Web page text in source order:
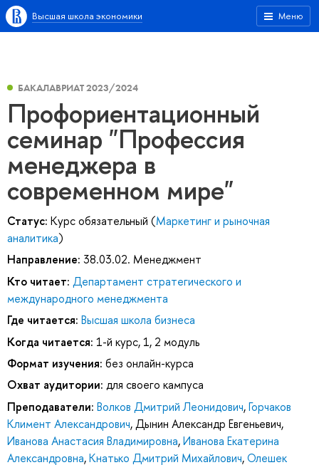
Меню
Высшая школа экономики
БАКАЛАВРИАТ 2023/2024
Профориентационный
семинар "Профессия
менеджера в
современном мире"
Статус: Курс обязательный (Маркетинг и рыночная
аналитика)
Направление: 38.03.02. Менеджмент
Кто читает: Департамент стратегического и
международного менеджмента
Где читается: Высшая школа бизнеса
Когда читается: 1-й курс, 1, 2 модуль
Формат изучения: без онлайн-курса
Охват аудитории: для своего кампуса
Преподаватели: Волков Дмитрий Леонидович,Горчаков
Климент Александрович,Дынин Александр Евгеньевич,
Иванова Анастасия Владимировна,Иванова Екатерина
Александровна,Кнатько Дмитрий Михайлович,Олешек